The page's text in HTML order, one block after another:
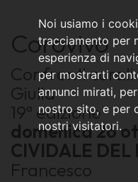
Noi usiamo i
tracciamento per
esperienza di
per mostrarti
annunci mirati,
nostro sito, e per
nostri visitatori.
Corovivo
Confronti corali
Giulia
19ª edizione
domenica 26
CIVIDALE DEL
Francesco